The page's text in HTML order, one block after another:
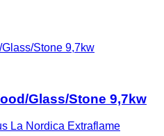
Glass/Stone 9,7kw